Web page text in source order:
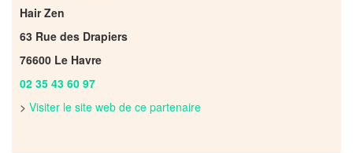
Hair Zen
63 Rue des Drapiers
76600 Le Havre
02 35 43 60 97
> Visiter le site web de ce partenaire